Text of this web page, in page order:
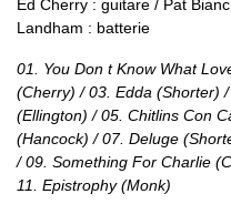
Ed Cherry : guitare / Pat
Landham : batterie
01. You Don t Know What
(Cherry) / 03. Edda (Shorter)
(Ellington) / 05. Chitlins Con
(Hancock) / 07. Deluge
/ 09. Something For Charlie
11. Epistrophy (Monk)